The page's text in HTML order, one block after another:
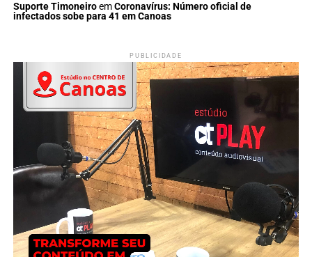
Suporte TimoneiroemCoronavírus: Número oficial de
infectados sobe para 41 em Canoas
PUBLICIDADE